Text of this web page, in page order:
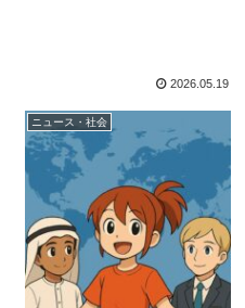
2026.05.19
ニュース・社会